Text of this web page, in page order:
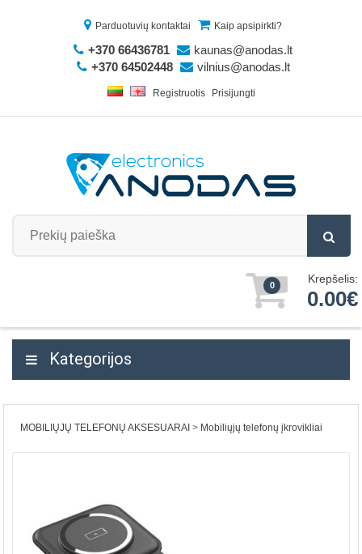
Parduotuvių kontaktai Kaip apsipirkti?
+370 66436781
kaunas@anodas.lt
+370 64502448
vilnius@anodas.lt
Registruotis Prisijungti
0 Krepšelis:
0.00€
Kategorijos
MOBILIŲJŲ TELEFONŲ AKSESUARAI Mobiliųjų telefonų įkrovikliai